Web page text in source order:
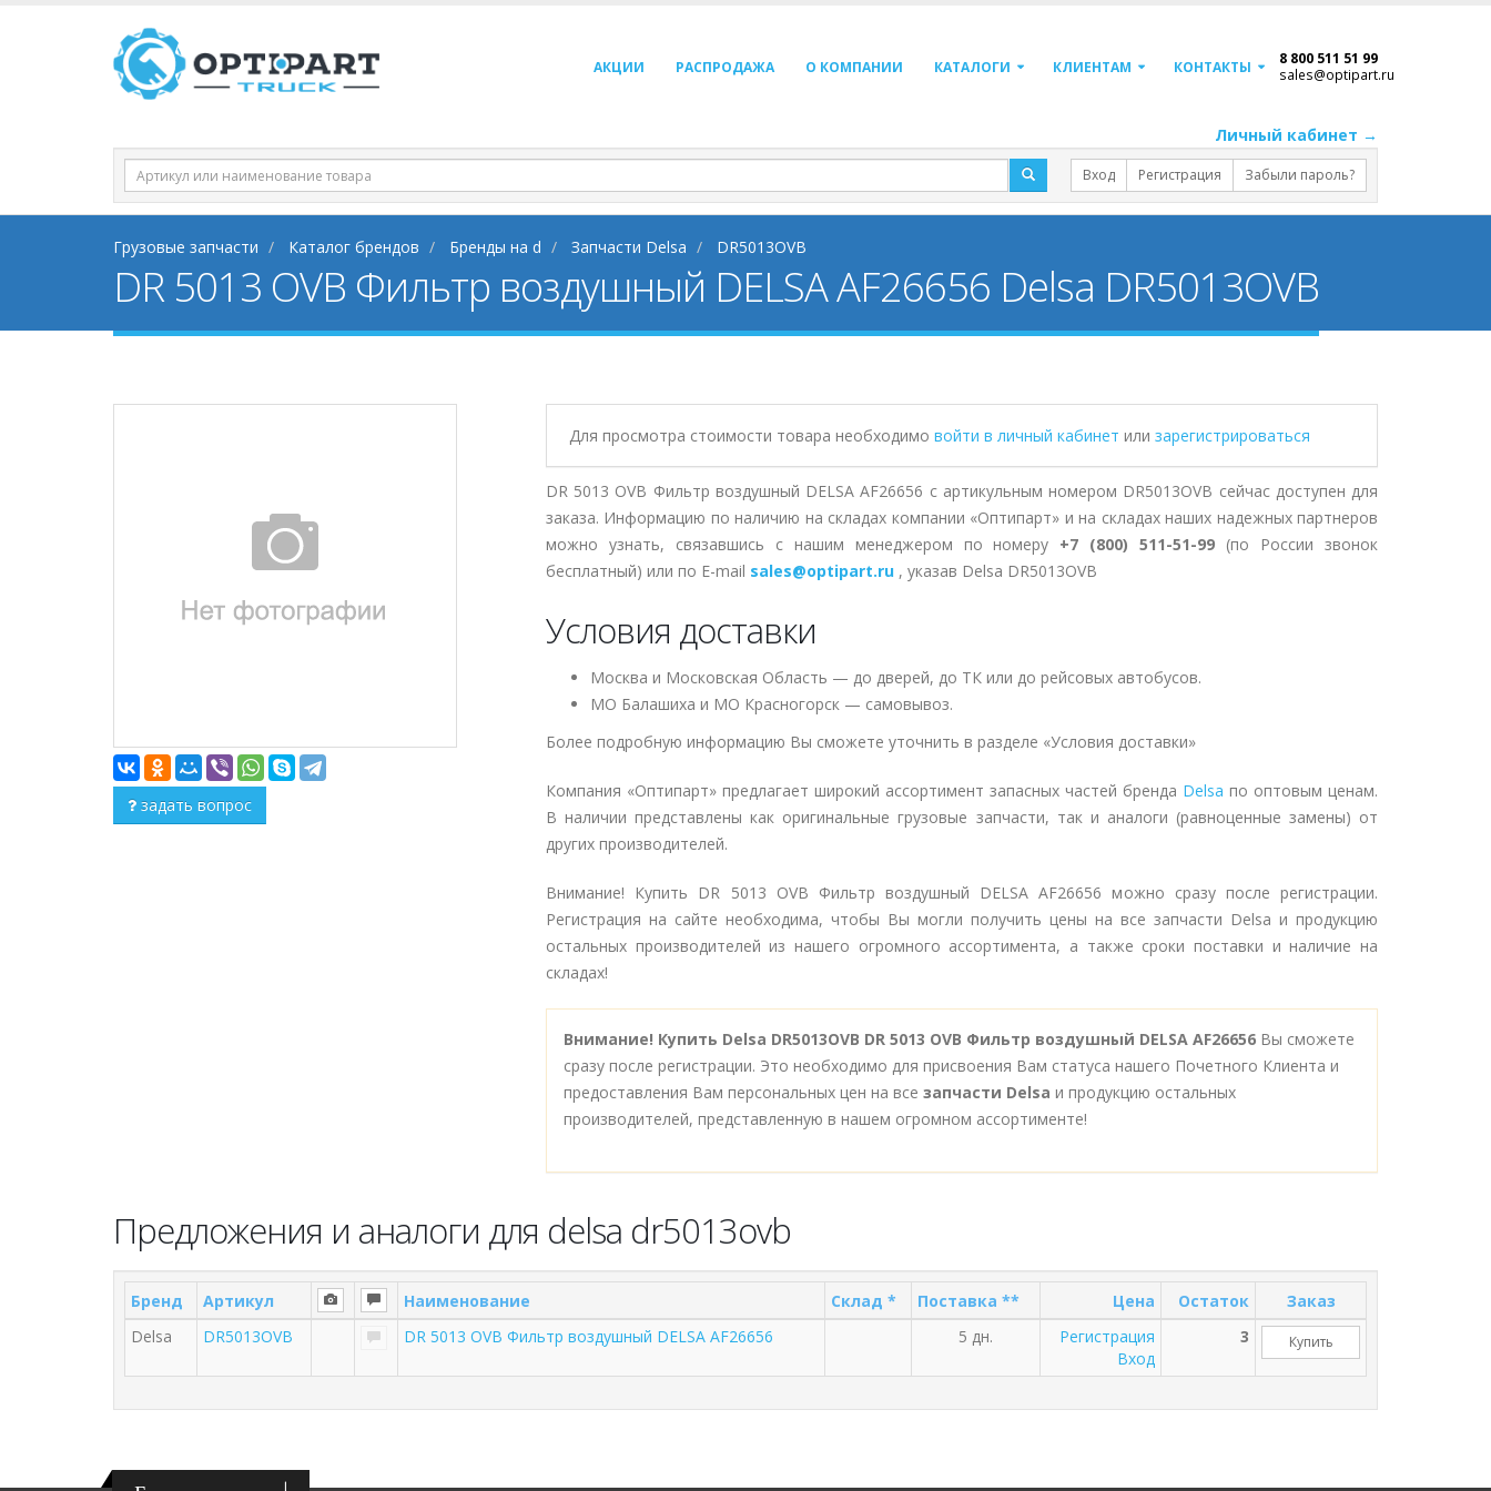
АКЦИИ РАСПРОДАЖА О КОМПАНИИ КАТАЛОГИ КЛИЕНТАМ КОНТАКТЫ 8 800 511 51 99
sales@optipart.ru
Личный кабинет →
Вход Регистрация Забыли пароль?
Грузовые запчасти Каталог брендов Бренды на d Запчасти Delsa DR5013OVB
DR 5013 OVB Фильтр воздушный DELSA AF26656 Delsa DR5013OVB
задать вопрос
Для просмотра стоимости товара необходимо войти в личный кабинет или зарегистрироваться
DR 5013 OVB Фильтр воздушный DELSA AF26656 с артикульным номером DR5013OVB сейчас доступен для
заказа. Информацию по наличию на складах компании «Оптипарт» и на складах наших надежных партнеров
можно узнать, связавшись с нашим менеджером по номеру +7 (800) 511-51-99 (по России звонок
бесплатный) или по E-mail sales@optipart.ru , указав Delsa DR5013OVB
Условия доставки
Москва и Московская Область — до дверей, до ТК или до рейсовых автобусов.
МО Балашиха и МО Красногорск — самовывоз.
Более подробную информацию Вы сможете уточнить в разделе «Условия доставки»
Компания «Оптипарт» предлагает широкий ассортимент запасных частей бренда Delsa по оптовым ценам.
В наличии представлены как оригинальные грузовые запчасти, так и аналоги (равноценные замены) от
других производителей.
Внимание! Купить DR 5013 OVB Фильтр воздушный DELSA AF26656 можно сразу после регистрации.
Регистрация на сайте необходима, чтобы Вы могли получить цены на все запчасти Delsa и продукцию
остальных производителей из нашего огромного ассортимента, а также сроки поставки и наличие на
складах!
Внимание! Купить Delsa DR5013OVB DR 5013 OVB Фильтр воздушный DELSA AF26656 Вы сможете
сразу после регистрации. Это необходимо для присвоения Вам статуса нашего Почетного Клиента и
предоставления Вам персональных цен на все запчасти Delsa и продукцию остальных
производителей, представленную в нашем огромном ассортименте!
Предложения и аналоги для delsa dr5013ovb
Бренд Артикул Наименование Склад * Поставка ** Цена Остаток
Заказ
Delsa
DR5013OVB DR 5013 OVB Фильтр воздушный DELSA AF26656 5 дн.
Регистрация
Вход
3 Купить